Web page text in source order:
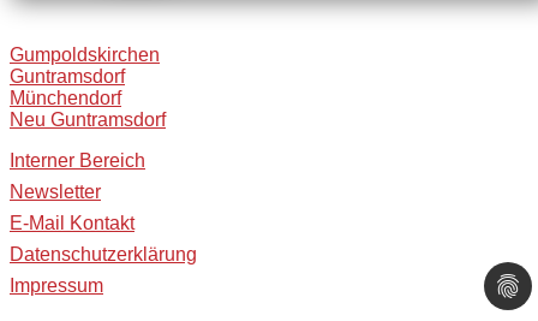
Gumpoldskirchen
Guntramsdorf
Münchendorf
Neu Guntramsdorf
Interner Bereich
Newsletter
E-Mail Kontakt
Datenschutzerklärung
Impressum